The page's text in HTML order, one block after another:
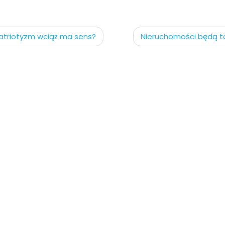
wciąż ma sens? Nieruchomości będą